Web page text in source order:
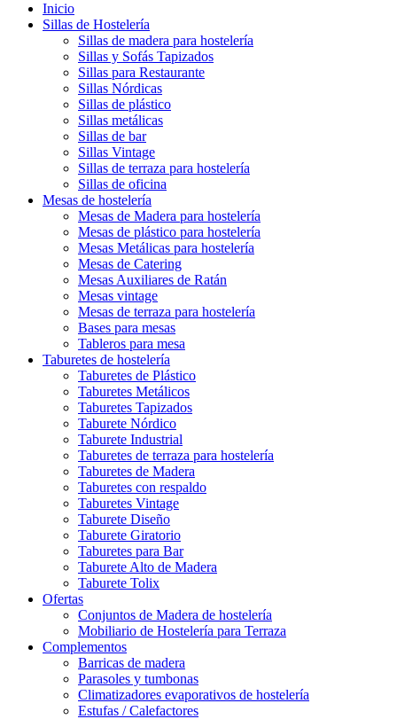
Inicio
Sillas de Hostelería
Sillas de madera para hostelería
Sillas y Sofás Tapizados
Sillas para Restaurante
Sillas Nórdicas
Sillas de plástico
Sillas metálicas
Sillas de bar
Sillas Vintage
Sillas de terraza para hostelería
Sillas de oficina
Mesas de hostelería
Mesas de Madera para hostelería
Mesas de plástico para hostelería
Mesas Metálicas para hostelería
Mesas de Catering
Mesas Auxiliares de Ratán
Mesas vintage
Mesas de terraza para hostelería
Bases para mesas
Tableros para mesa
Taburetes de hostelería
Taburetes de Plástico
Taburetes Metálicos
Taburetes Tapizados
Taburete Nórdico
Taburete Industrial
Taburetes de terraza para hostelería
Taburetes de Madera
Taburetes con respaldo
Taburetes Vintage
Taburete Diseño
Taburete Giratorio
Taburetes para Bar
Taburete Alto de Madera
Taburete Tolix
Ofertas
Conjuntos de Madera de hostelería
Mobiliario de Hostelería para Terraza
Complementos
Barricas de madera
Parasoles y tumbonas
Climatizadores evaporativos de hostelería
Estufas / Calefactores